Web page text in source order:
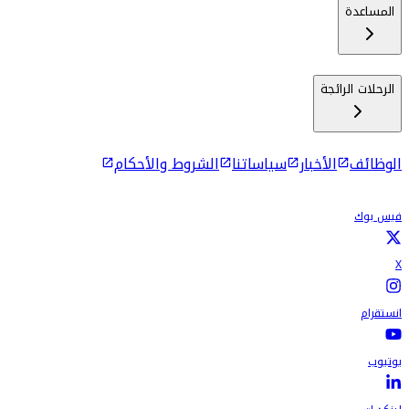
المساعدة
الرحلات الرائجة
الوظائف الأخبار سياساتنا الشروط والأحكام
فيس بوك
X
انستقرام
يوتيوب